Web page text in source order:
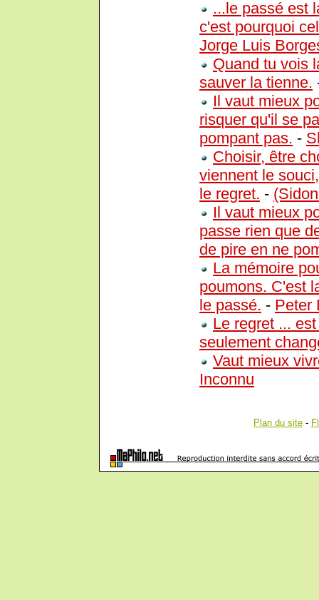
...le passé est
c'est pourquoi
Jorge Luis
Quand tu vois
sauver la tienne.
Il vaut mieux
risquer qu'il se
pompant pas. -
Choisir, être
viennent le
le regret. -
Il vaut mieux
passe rien que
de pire en ne
La mémoire
poumons. C'est
le passé. - Peter
Le regret ...
seulement
Vaut mieux
Inconnu
Plan du site-